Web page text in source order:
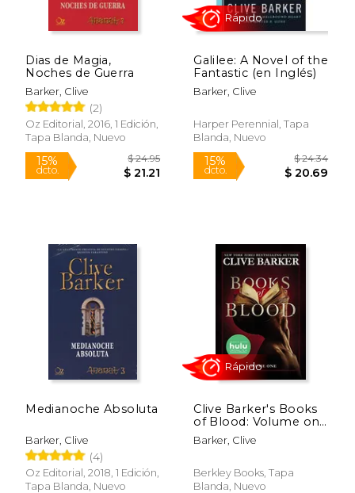
15%
dcto. $ 19.54
15%
dcto. $
Dias de Magia,
Noches de Guerra
Barker, Clive
(2)
Oz Editorial, 2016, 1 Edición,
Tapa Blanda, Nuevo
Galilee: A Novel of the
Fantastic (en Inglés)
Barker, Clive
Harper Perennial, Tapa
Blanda, Nuevo
Rápido
Medianoche Absoluta
Barker, Clive
(4)
Oz Editorial, 2018, 1 Edición,
Tapa Blanda, Nuevo
Clive Barker's Books
of Blood: Volume one
(Movie Tie-In) (en
Inglés)
Barker, Clive
Berkley Books, Tapa
Blanda, Nuevo